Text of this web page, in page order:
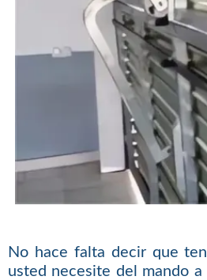
No hace falta decir que
usted necesite del mando